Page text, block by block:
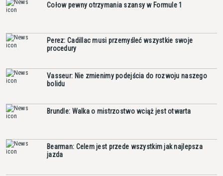
Cołow pewny otrzymania szansy w Formule 1
Perez: Cadillac musi przemyśleć wszystkie swoje
procedury
Vasseur: Nie zmienimy podejścia do rozwoju naszego
bolidu
Brundle: Walka o mistrzostwo wciąż jest otwarta
Bearman: Celem jest przede wszystkim jak najlepsza
jazda